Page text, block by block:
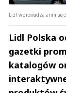
Lidl wprowadza
Lidl Polska
gazetki
katalogów